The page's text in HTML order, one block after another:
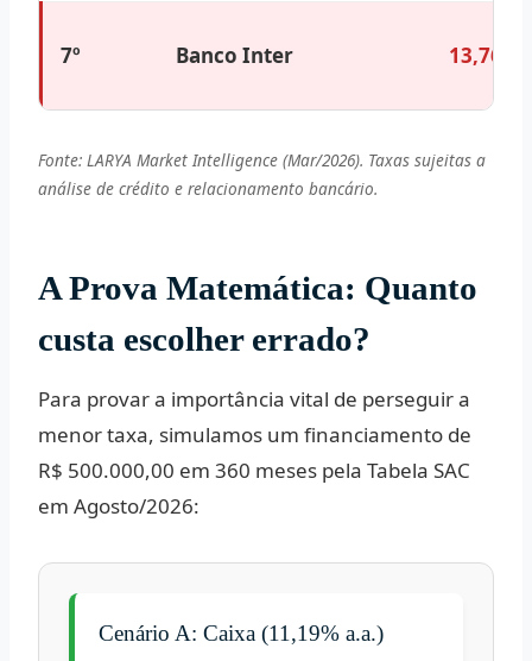
7º Banco Inter 13,76%
Fonte: LARYA Market Intelligence (Mar/2026). Taxas sujeitas a
análise de crédito e relacionamento bancário.
A Prova Matemática: Quanto
custa escolher errado?
Para provar a importância vital de perseguir a
menor taxa, simulamos um financiamento de
R$ 500.000,00 em 360 meses pela Tabela SAC
em Agosto/2026:
Cenário A: Caixa (11,19% a.a.)